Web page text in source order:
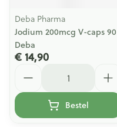
Deba Pharma
Jodium 200mcg V-caps 90
Deba
€ 14,90
Bestel